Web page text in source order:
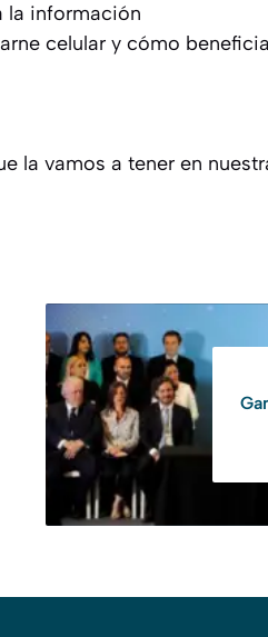
la información
celular y cómo beneficia
la vamos a tener en